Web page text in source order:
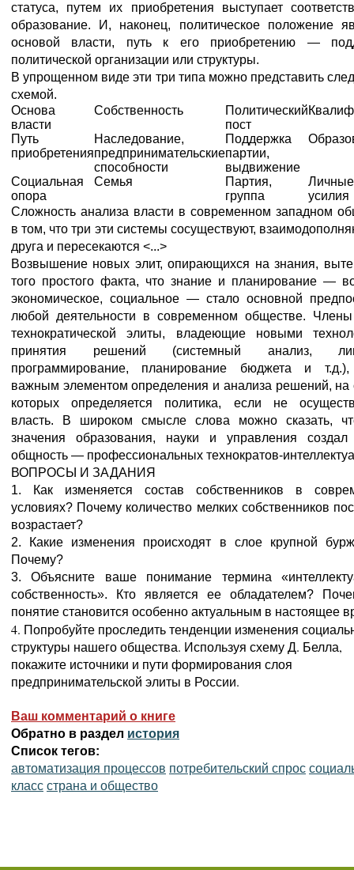
статуса, путем их приобретения выступает
образование. И, наконец, политическое положение
основой власти, путь к его приобретению —
политической организации или структуры.
В упрощенном виде эти три типа можно представить
схемой.
Основа
власти
Собственность
Политический
пост
Путь
приобретения
Наследование,
предпринимательские
способности
Поддержка
партии,
выдвижение
Социальная
опора
Семья
Партия,
группа
Личные
усилия
Сложность анализа власти в современном западном
в том, что три эти системы сосуществуют,
друга и пересекаются <...>
Возвышение новых элит, опирающихся на знания,
того простого факта, что знание и планирование —
экономическое, социальное — стало основной
любой деятельности в современном обществе.
технократической элиты, владеющие новыми
принятия решений (системный анализ,
программирование, планирование бюджета и
важным элементом определения и анализа решений, на
которых определяется политика, если не
власть. В широком смысле слова можно сказать,
значения образования, науки и управления
общность — профессиональных технократов-
ВОПРОСЫ И ЗАДАНИЯ
1. Как изменяется состав собственников в
условиях? Почему количество мелких собственников
возрастает?
2. Какие изменения происходят в слое крупной
Почему?
3. Объясните ваше понимание термина
собственность». Кто является ее обладателем?
понятие становится особенно актуальным в настоящее
4. Попробуйте проследить тенденции изменения
структуры нашего общества. Используя схему Д. Белла,
покажите источники и пути формирования слоя
предпринимательской элиты в России.
Ваш комментарий о книге
Обратно в раздел история
Список тегов:
автоматизация процессов потребительский спрос
класс страна и общество